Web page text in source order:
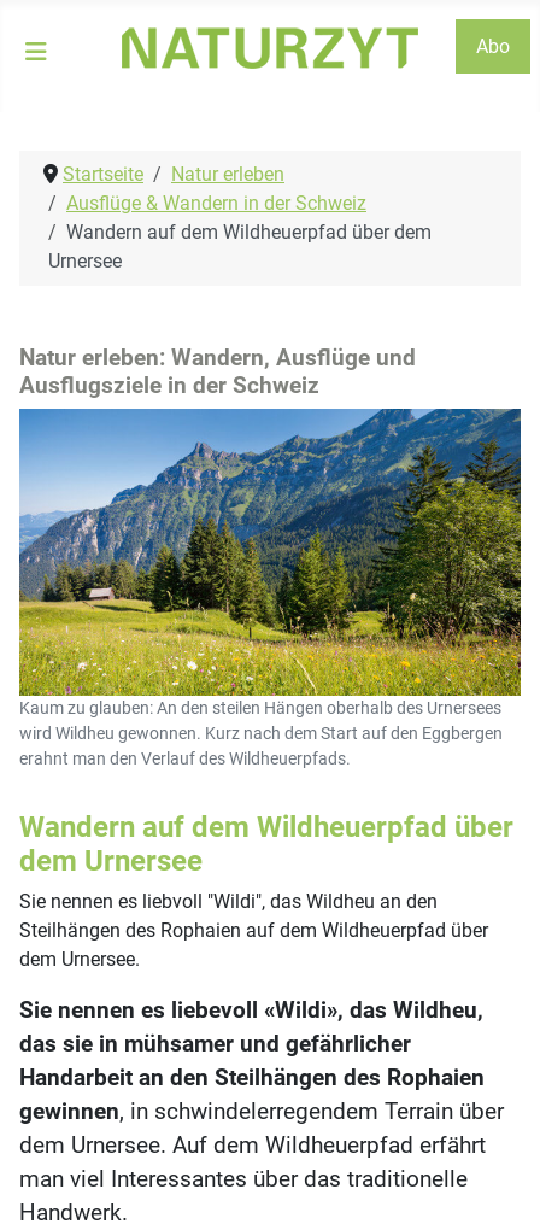
Abo
Startseite
Natur erleben
Ausflüge & Wandern in der Schweiz
Wandern auf dem Wildheuerpfad über dem
Urnersee
Natur erleben: Wandern, Ausflüge und
Ausflugsziele in der Schweiz
Kaum zu glauben: An den steilen Hängen oberhalb des Urnersees
wird Wildheu gewonnen. Kurz nach dem Start auf den Eggbergen
erahnt man den Verlauf des Wildheuerpfads.
Wandern auf dem Wildheuerpfad über
dem Urnersee
Sie nennen es liebvoll "Wildi", das Wildheu an den
Steilhängen des Rophaien auf dem Wildheuerpfad über
dem Urnersee.
Sie nennen es liebevoll «Wildi», das Wildheu,
das sie in mühsamer und gefährlicher
Handarbeit an den Steilhängen des Rophaien
gewinnen, in schwindelerregendem Terrain über
dem Urnersee. Auf dem Wildheuerpfad erfährt
man viel Interessantes über das traditionelle
Handwerk.